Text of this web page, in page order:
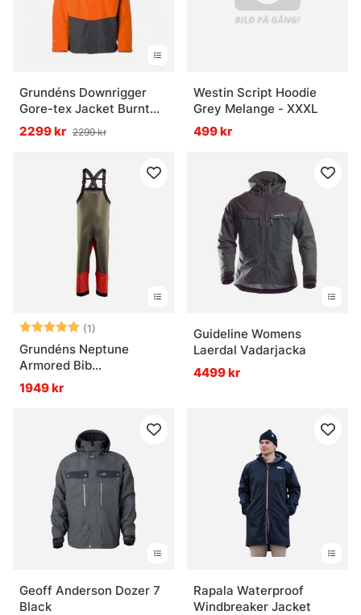
Grundéns Downrigger
Gore-tex Jacket Burnt
Orange
2299 kr 2299 kr
Westin Script Hoodie
Grey Melange - XXXL
499 kr
Betyg: (1)
5.0 utav 5 stjärnor
Grundéns Neptune
Armored Bib
Orange/Olive
1949 kr
Guideline Womens
Laerdal Vadarjacka
4499 kr
Geoff Anderson Dozer 7
Black
Rapala Waterproof
Windbreaker Jacket